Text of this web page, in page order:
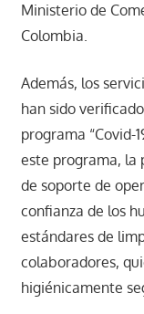
Ministerio de
Colombia.
Además, los
han sido
programa “Covid-
este programa, la
de soporte de
confianza de los
estándares de
colaboradores,
higiénicamente